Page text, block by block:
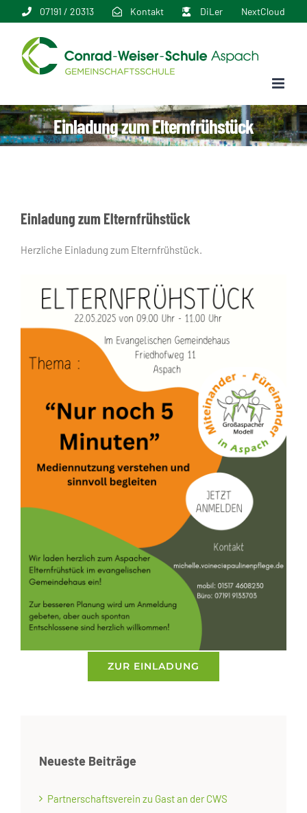
springen
07191 / 20313 Kontakt DiLer NextCloud
Einladung zum Elternfrühstück
Einladung zum Elternfrühstück
Herzliche Einladung zum Elternfrühstück.
ZUR EINLADUNG
Neueste Beiträge
Partnerschaftsverein zu Gast an der CWS